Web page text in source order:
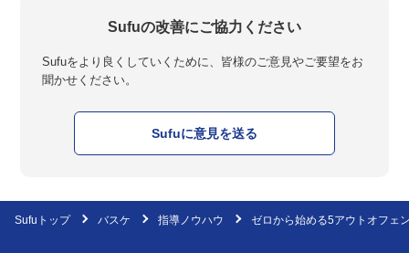
Sufuの改善にご協力ください
Sufuをより良くしていくために、皆様のご意見やご要望をお
聞かせください。
Sufuに意見を送る
Sufuトップ バスケ 指導ノウハウ ゼロから始める5アウトオフェ